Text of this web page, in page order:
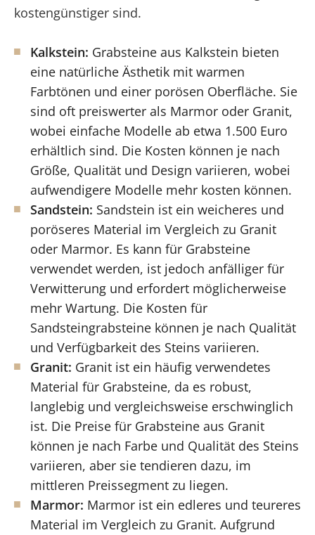
kostengünstiger sind.
Kalkstein: Grabsteine aus Kalkstein bieten
eine natürliche Ästhetik mit warmen
Farbtönen und einer porösen Oberfläche. Sie
sind oft preiswerter als Marmor oder Granit,
wobei einfache Modelle ab etwa 1.500 Euro
erhältlich sind. Die Kosten können je nach
Größe, Qualität und Design variieren, wobei
aufwendigere Modelle mehr kosten können.
Sandstein: Sandstein ist ein weicheres und
poröseres Material im Vergleich zu Granit
oder Marmor. Es kann für Grabsteine
verwendet werden, ist jedoch anfälliger für
Verwitterung und erfordert möglicherweise
mehr Wartung. Die Kosten für
Sandsteingrabsteine können je nach Qualität
und Verfügbarkeit des Steins variieren.
Granit: Granit ist ein häufig verwendetes
Material für Grabsteine, da es robust,
langlebig und vergleichsweise erschwinglich
ist. Die Preise für Grabsteine aus Granit
können je nach Farbe und Qualität des Steins
variieren, aber sie tendieren dazu, im
mittleren Preissegment zu liegen.
Marmor: Marmor ist ein edleres und teureres
Material im Vergleich zu Granit. Aufgrund